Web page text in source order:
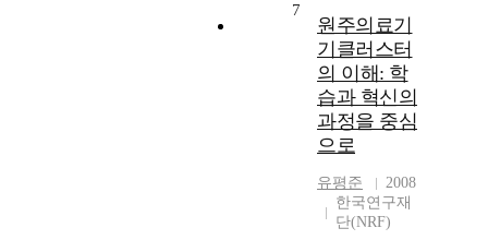
7
원주의료기
기클러스터
의 이해: 학
습과 혁신의
과정을 중심
으로
유평준
2008
한국연구재
단(NRF)